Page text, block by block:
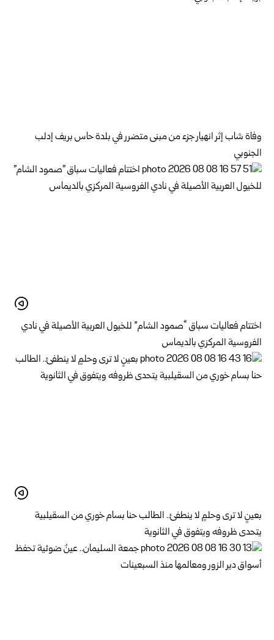
وفاة شاب إثر انهيار جزء من مبنى متضرر في بلدة حاس بريف إدلب
الجنوبي
اختتام فعاليات سباق “صمود الشام” للخيول العربية الأصيلة في نادي
الفروسية المركزي بالديماس
بعينٍ لا ترى وحلمٍ لا ينطفئ.. الطالب حنا بسام خوري من السقيلبية
يتحدى ظروفه ويتفوق في الثانوية